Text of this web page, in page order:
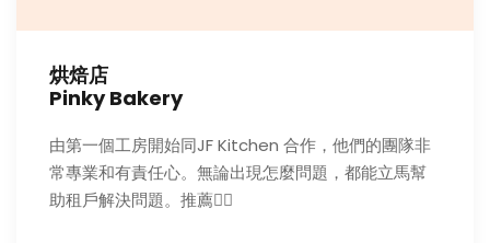
烘焙店
Pinky Bakery
由第一個工房開始同JF Kitchen 合作，他們的團隊非
常專業和有責任心。無論出現怎麼問題，都能立馬幫
助租戶解決問題。推薦👍🏻